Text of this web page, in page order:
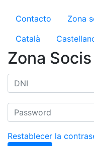
Menú del
Contacto
Zona
Català
Zona Socis
Restablecer la